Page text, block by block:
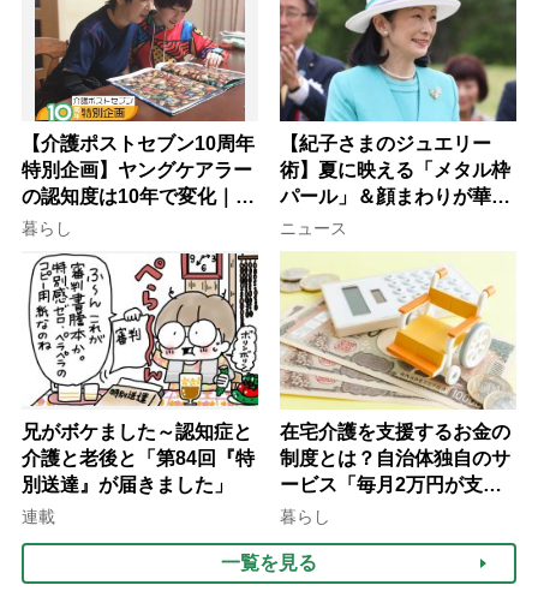
【介護ポストセブン10周年
特別企画】ヤングケアラー
の認知度は10年で変化｜流
行語大賞にノミネート、法
律にも明記されたが果たし
て現在は？
暮らし
【紀子さまのジュエリー
術】夏に映える「メタル枠
パール」＆顔まわりが華や
ぐ「揺れる一粒」の使い分
け方
ニュース
兄がボケました～認知症と
介護と老後と「第84回『特
別送達』が届きました」
連載
在宅介護を支援するお金の
制度とは？自治体独自のサ
ービス「毎月2万円が支給
される」ケースも【FP解
暮らし
一覧を見る